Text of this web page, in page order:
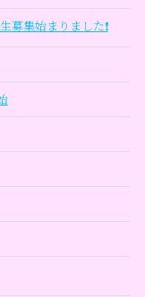
募集始まりました❗